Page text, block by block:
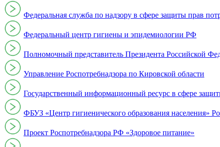
Федеральная служба по надзору в сфере защиты прав
Федеральный центр гигиены и эпидемиологии РФ
Полномочный представитель Президента Российской
Управление Роспотребнадзора по Кировской области
Государственный информационный ресурс в сфере
ФБУЗ «Центр гигиенического образования населения»
Проект Роспотребнадзора РФ «Здоровое питание»